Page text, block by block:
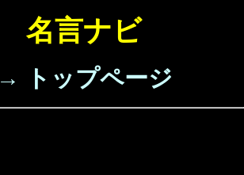
名言ナビ
→ トップページ